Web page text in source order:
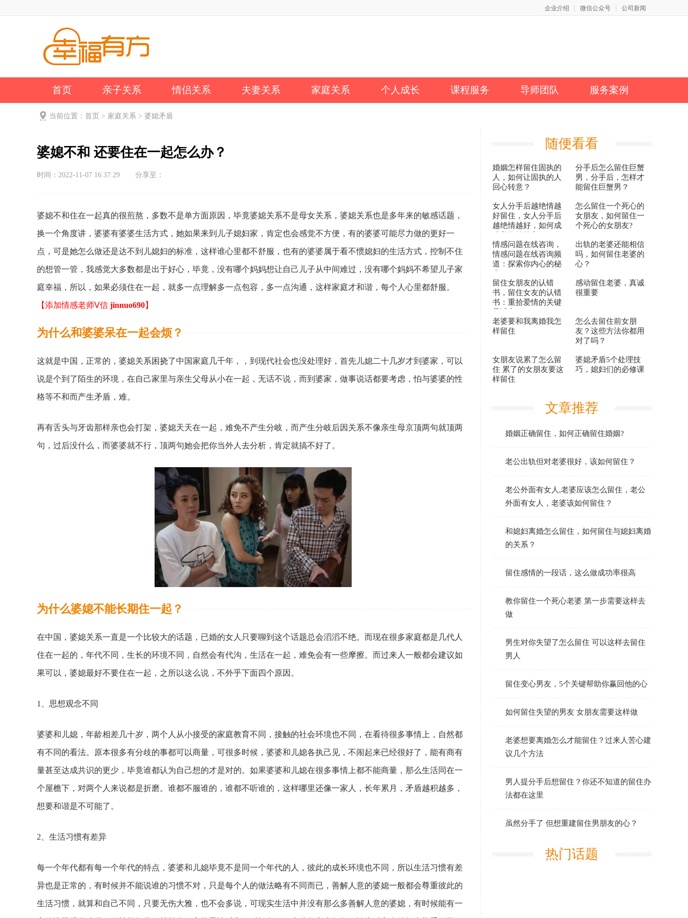
企业介绍 微信公众号 公司新闻
首页 亲子关系 情侣关系 夫妻关系 家庭关系 个人成长 课程服务 导师团队 服务案例
公司新闻 关于我们
当前位置： 首页 > 家庭关系 > 婆媳矛盾
婆媳不和 还要住在一起怎么办？
时间：2022-11-07 16:37:29 分享至：
婆媳不和住在一起真的很煎熬，多数不是单方面原因，毕竟婆媳关系不是母女关系，婆媳关系也是多年来的敏感话题，
换一个角度讲，婆婆有婆婆生活方式，她如果来到儿子媳妇家，肯定也会感觉不方便，有的婆婆可能尽力做的更好一
点，可是她怎么做还是达不到儿媳妇的标准，这样谁心里都不舒服，也有的婆婆属于看不惯媳妇的生活方式，控制不住
的想管一管，我感觉大多数都是出于好心，毕竟，没有哪个妈妈想让自己儿子从中间难过，没有哪个妈妈不希望儿子家
庭幸福，所以，如果必须住在一起，就多一点理解多一点包容，多一点沟通，这样家庭才和谐，每个人心里都舒服。
【添加情感老师Ⅴ信 jinnuo690】
为什么和婆婆呆在一起会烦？
这就是中国，正常的，婆媳关系困挠了中国家庭几千年，，到现代社会也没处理好，首先儿媳二十几岁才到婆家，可以
说是个到了陌生的环境，在自己家里与亲生父母从小在一起，无话不说，而到婆家，做事说话都要考虑，怕与婆婆的性
格等不和而产生矛盾，难。
再有舌头与牙齿那样亲也会打架，婆媳天天在一起，难免不产生分岐，而产生分岐后因关系不像亲生母京顶两句就顶两
句，过后没什么，而婆婆就不行，顶两句她会把你当外人去分析，肯定就搞不好了。
为什么婆媳不能长期住一起？
在中国，婆媳关系一直是一个比较大的话题，已婚的女人只要聊到这个话题总会滔滔不绝。而现在很多家庭都是几代人
住在一起的，年代不同，生长的环境不同，自然会有代沟，生活在一起，难免会有一些摩擦。而过来人一般都会建议如
果可以，婆媳最好不要住在一起，之所以这么说，不外乎下面四个原因。
1、思想观念不同
婆婆和儿媳，年龄相差几十岁，两个人从小接受的家庭教育不同，接触的社会环境也不同，在看待很多事情上，自然都
有不同的看法。原本很多有分歧的事都可以商量，可很多时候，婆婆和儿媳各执己见，不闹起来已经很好了，能有商有
量甚至达成共识的更少，毕竟谁都认为自己想的才是对的。如果婆婆和儿媳在很多事情上都不能商量，那么生活同在一
个屋檐下，对两个人来说都是折磨。谁都不服谁的，谁都不听谁的，这样哪里还像一家人，长年累月，矛盾越积越多，
想要和谐是不可能了。
2、生活习惯有差异
每一个年代都有每一个年代的特点，婆婆和儿媳毕竟不是同一个年代的人，彼此的成长环境也不同，所以生活习惯有差
异也是正常的，有时候并不能说谁的习惯不对，只是每个人的做法略有不同而已，善解人意的婆媳一般都会尊重彼此的
生活习惯，就算和自己不同，只要无伤大雅，也不会多说，可现实生活中并没有那么多善解人意的婆媳，有时候能有一
随便看看
婚姻怎样留住固执的
人，如何让固执的人
回心转意？
分手后怎么留住巨蟹
男，分手后，怎样才
能留住巨蟹男？
女人分手后越绝情越
好留住，女人分手后
越绝情越好，如何成
怎么留住一个死心的
女朋友，如何留住一
个死心的女朋友?
情感问题在线咨询，
情感问题在线咨询频
道：探索你内心的秘
出轨的老婆还能相信
吗，如何留住老婆的
心？
留住女朋友的认错
书，留住女友的认错
书：重拾爱情的关键
感动留住老婆，真诚
很重要
老婆要和我离婚我怎
样留住
怎么去留住前女朋
友？这些方法你都用
对了吗？
女朋友说累了怎么留
住 累了的女朋友要这
样留住
婆媳矛盾5个处理技
巧，媳妇们的必修课
文章推荐
婚姻正确留住，如何正确留住婚姻?
老公出轨但对老婆很好，该如何留住？
老公外面有女人,老婆应该怎么留住，老公
外面有女人，老婆该如何留住？
和媳妇离婚怎么留住，如何留住与媳妇离婚
的关系？
留住感情的一段话，这么做成功率很高
教你留住一个死心老婆 第一步需要这样去
做
男生对你失望了怎么留住 可以这样去留住
男人
留住变心男友，5个关键帮助你赢回他的心
如何留住失望的男友 女朋友需要这样做
老婆想要离婚怎么才能留住？过来人苦心建
议几个方法
男人提分手后想留住？你还不知道的留住办
法都在这里
虽然分手了 但想重建留住男朋友的心？
热门话题